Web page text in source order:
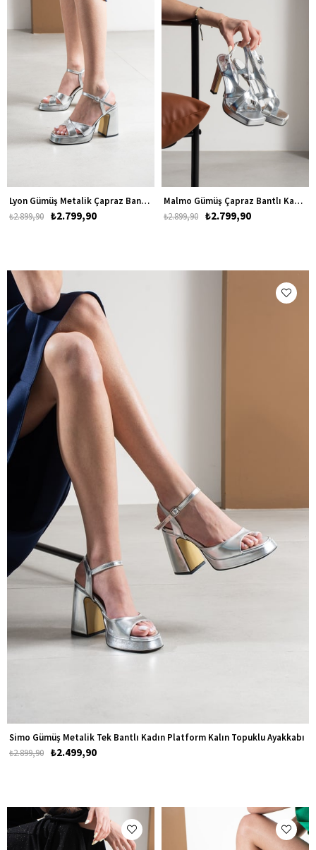
Lyon Gümüş Metalik Çapraz Bantlı Kadın Platform Kalın Topuklu Ayakkabı
₺2.799,90
₺2.899,90
Malmo Gümüş Çapraz Bantlı Kadın Platform Topuklu Ayakkabı
₺2.799,90
₺2.899,90
Simo Gümüş Metalik Tek Bantlı Kadın Platform Kalın Topuklu Ayakkabı
₺2.499,90
₺2.899,90